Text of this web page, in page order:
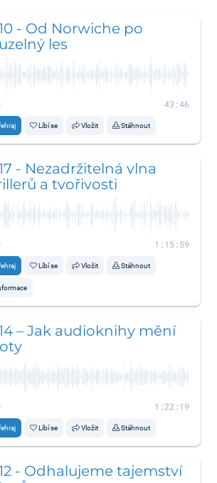
- Od Norwiche po
les
43:46
Líbí se Vložit Stáhnout
- Nezadržitelná vlna
a tvořivosti
1:15:59
Líbí se Vložit Stáhnout
– Jak audioknihy mění
1:22:19
Líbí se Vložit Stáhnout
- Odhalujeme tajemství